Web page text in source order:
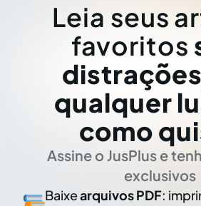
Leia seus
favoritos
distrações
qualquer
como
Assine o JusPlus e
exclusivos
Baixearquivos PDF: